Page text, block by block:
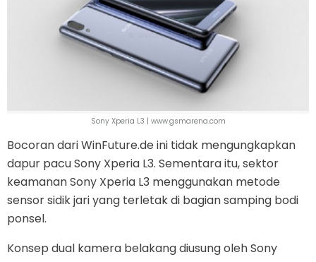
Sony Xperia L3 | www.gsmarena.com
Bocoran dari WinFuture.de ini tidak mengungkapkan
dapur pacu Sony Xperia L3. Sementara itu, sektor
keamanan Sony Xperia L3 menggunakan metode
sensor sidik jari yang terletak di bagian samping bodi
ponsel.
Konsep dual kamera belakang diusung oleh Sony